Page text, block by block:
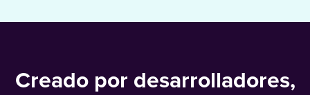
Creado por desarrolladores,